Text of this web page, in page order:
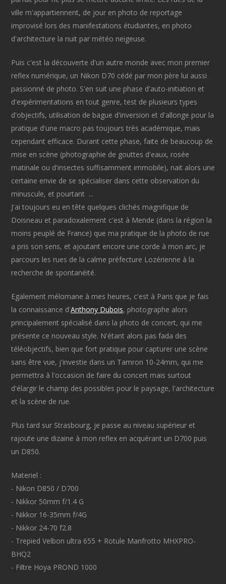
ville m'appartiennent, de jour en photo de reportage
improvisé lors des manifestations étudiantes, en photo
d'architecture la nuit par météo neigeuse.
Puis c'est la découverte d'un autre monde avec mon premier
reflex numérique, un Nikon D70 cédé par mon père lui aussi
passionné de photo. S'en suit une phase d'auto-initiation et
d'expérimentations en tout genre, test de plusieurs types
d'objectifs, utilisation de bague d'inversion et d'allonge pour la
pratique d'une macro pas toujours très académique, mais
cependant efficace. Durant cette phase, faite de beaucoup de
mise en scène (photographie de gouttes d'eaux, rosée
matinale ou d'insectes suffisamment immobile), nait alors une
certaine envie de se spécialiser dans cette observation du
minuscule, et pourtant ...
J'ai toujours eu en tête quelques clichés magnifique de
Doisneau et paradoxalement c'est à Mende (dans la région la
moins peuplé de France) que ma pratique de la photo de rue
a pris son sens, et ajoutant encore une corde à mon arc, je
parcours les rues de la calme préfecture Lozérienne à la
recherche de spontanéité.
Egalement mélomane à mes heures, c'est à Paris que je fais
la connaissance d'Anthony Dubois, photographe alors
principalement spécialisé dans la photo de concert, qui me
présente ce nouveau style. N'étant alors pas fada des
téléobjectifs, bien que fort pratique pour capturer une scène
sans être vue, j'investie dans un Tamron 10-24mm, qui me
permettra à l'occasion de faire du concert mais surtout
d'élargir le champ des possibles pour le paysage, l'architecture
et la scène de rue.
Plus tard sur Strasbourg, je passe au niveau supérieur et
rajoute une dizaine à mon reflex en acquérant un D700 puis
un D850.
Materiel :
- Nikon D850 / D700
- Nikkor 50mm f/1.4 G
- Nikkor 16-35mm f/4G
- Nikkor 24-70 f2.8
- Trepied Velbon ultra 655 + Rotule Manfrotto MHXPRO-
BHQ2
- Filtre Hoya PROND 1000